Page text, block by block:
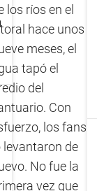
los ríos en el
hace unos
meses, el
tapó el
del
Con
los fans
levantaron de
No fue la
vez que